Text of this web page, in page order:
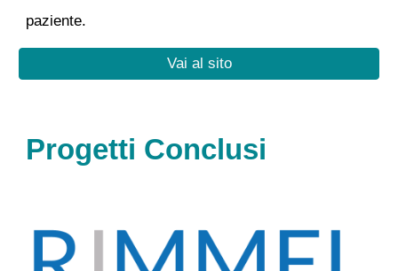
paziente.
Vai al sito
Progetti Conclusi